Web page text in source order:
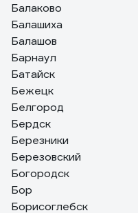
Балаково
Балашиха
Балашов
Барнаул
Батайск
Бежецк
Белгород
Бердск
Березники
Березовский
Богородск
Бор
Борисоглебск